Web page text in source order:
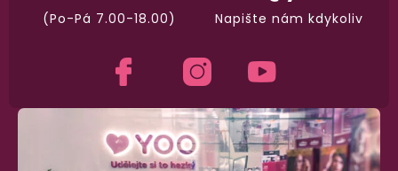
Napište nám kdykoliv
(Po-Pá 7.00-18.00)